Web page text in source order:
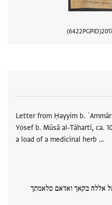
PGPID
6422
Letter from Ḥayyim b.
Yosef b. Mūsā al-Tāhartī, ca.
a load of a medicinal herb …
אללה בקאך ואדאם סלאמתך